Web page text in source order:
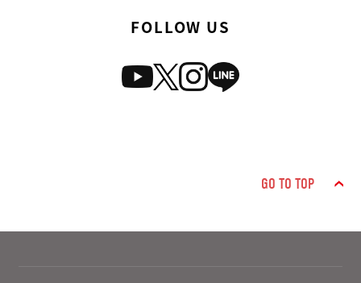
FOLLOW US
GO TO TOP